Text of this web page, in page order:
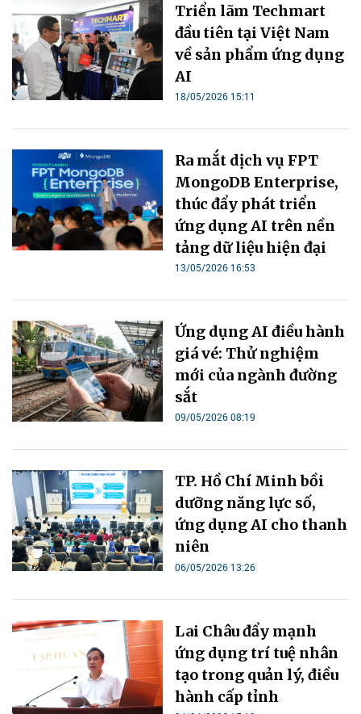
Triển lãm Techmart
đầu tiên tại Việt Nam
về sản phẩm ứng dụng
AI
18/05/2026 15:11
Ra mắt dịch vụ FPT
MongoDB Enterprise,
thúc đẩy phát triển
ứng dụng AI trên nền
tảng dữ liệu hiện đại
13/05/2026 16:53
Ứng dụng AI điều hành
giá vé: Thử nghiệm
mới của ngành đường
sắt
09/05/2026 08:19
TP. Hồ Chí Minh bồi
dưỡng năng lực số,
ứng dụng AI cho thanh
niên
06/05/2026 13:26
Lai Châu đẩy mạnh
ứng dụng trí tuệ nhân
tạo trong quản lý, điều
hành cấp tỉnh